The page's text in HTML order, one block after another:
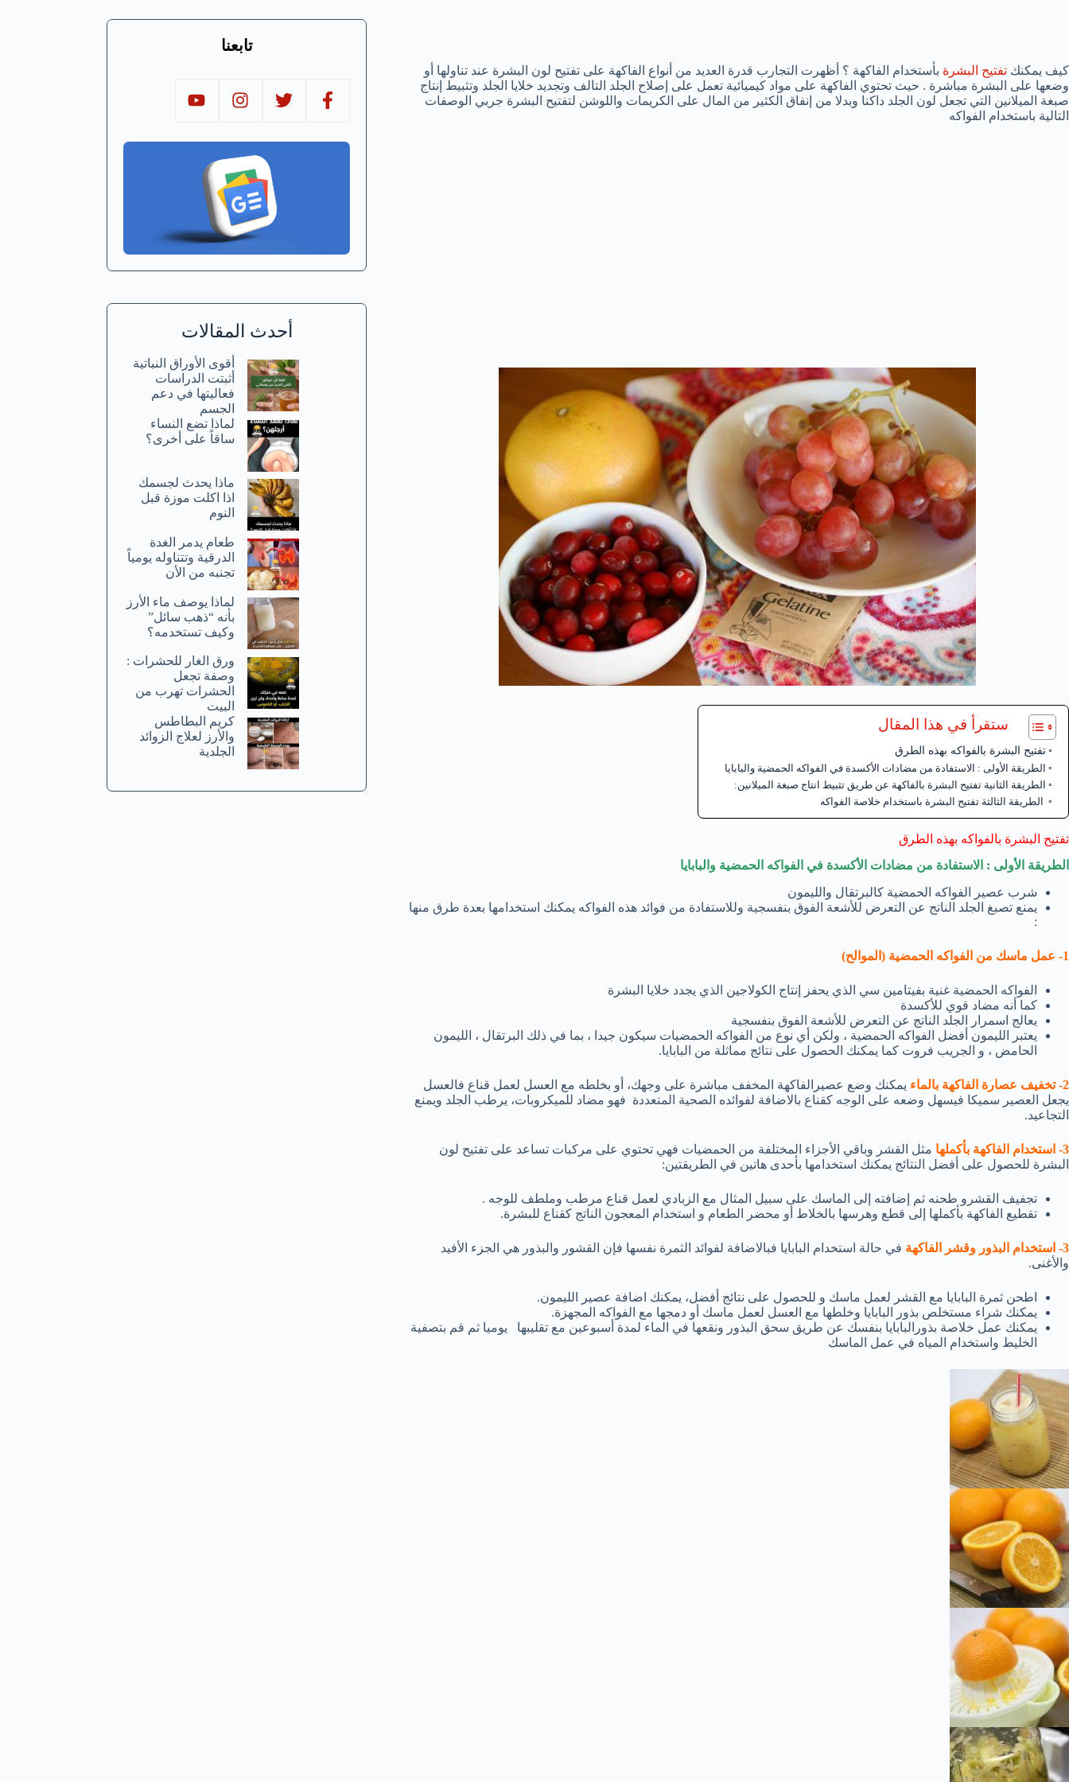
كيف يمكنك تفتيح البشرة بأستخدام الفاكهة ؟ أظهرت التجارب قدرة العديد من أنواع الفاكهة على تفتيح لون البشرة عند تناولها أو
وضعها على البشرة مباشرة . حيث تحتوي الفاكهة على مواد كيميائية تعمل على إصلاح الجلد التالف وتجديد خلايا الجلد وتثبيط إنتاج
صبغة الميلانين التي تجعل لون الجلد داكنا وبدلا من إنفاق الكثير من المال على الكريمات واللوشن لتفتيح البشرة جربي الوصفات
التالية باستخدام الفواكه
ستقرأ في هذا المقال
تفتيح البشرة بالفواكه بهذه الطرق
الطريقة الأولى : الاستفادة من مضادات الأكسدة في الفواكه الحمضية والبابايا
الطريقة الثانية تفتيح البشرة بالفاكهة عن طريق تثبيط انتاج صبغة الميلانين:
الطريقة الثالثة تفتيح البشرة باستخدام خلاصة الفواكه
تفتيح البشرة بالفواكه بهذه الطرق
الطريقة الأولى : الاستفادة من مضادات الأكسدة في الفواكه الحمضية والبابايا
شرب عصير الفواكه الحمضية كالبرتقال والليمون
يمنع تصبغ الجلد الناتج عن التعرض للأشعة الفوق بنفسجية وللاستفادة من فوائد هذه الفواكه يمكنك استخدامها بعدة طرق منها
:
1- عمل ماسك من الفواكه الحمضية (الموالح)
الفواكه الحمضية غنية بفيتامين سي الذي يحفز إنتاج الكولاجين الذي يجدد خلايا البشرة
كما أنه مضاد قوي للأكسدة
يعالج اسمرار الجلد الناتج عن التعرض للأشعة الفوق بنفسجية
يعتبر الليمون أفضل الفواكه الحمضية ، ولكن أي نوع من الفواكه الحمضيات سيكون جيدا ، بما في ذلك البرتقال ، الليمون
الحامض ، و الجريب فروت كما يمكنك الحصول على نتائج مماثلة من البابايا.
2- تخفيف عصارة الفاكهة بالماء
يمكنك وضع عصيرالفاكهة المخفف مباشرة على وجهك، أو بخلطه مع العسل لعمل قناع فالعسل
يجعل العصير سميكا فيسهل وضعه على الوجه كقناع بالاضافة لفوائده الصحية المتعددة فهو مضاد للميكروبات، يرطب الجلد ويمنع
التجاعيد.
3- استخدام الفاكهة بأكملها
مثل القشر وباقي الأجزاء المختلفة من الحمضيات فهي تحتوي على مركبات تساعد على تفتيح لون
البشرة للحصول على أفضل النتائج يمكنك استخدامها بأحدى هاتين في الطريقتين:
تجفيف القشرو طحنه ثم إضافته إلى الماسك على سبيل المثال مع الزبادي لعمل قناع مرطب وملطف للوجه .
تقطيع الفاكهة بأكملها إلى قطع وهرسها بالخلاط أو محضر الطعام و استخدام المعجون الناتج كقناع للبشرة.
3- استخدام البذور وقشر الفاكهة
في حالة استخدام البابايا فبالاضافة لفوائد الثمرة نفسها فإن القشور والبذور هي الجزء الأفيد
والأغنى.
اطحن ثمرة البابايا مع القشر لعمل ماسك و للحصول على نتائج أفضل، يمكنك اضافة عصير الليمون.
يمكنك شراء مستخلص بذور البابايا وخلطها مع العسل لعمل ماسك أو دمجها مع الفواكه المجهزة.
يمكنك عمل خلاصة بذورالبابايا بنفسك عن طريق سحق البذور ونقعها في الماء لمدة أسبوعين مع تقليبها يوميا ثم قم بتصفية
الخليط واستخدام المياه في عمل الماسك
تابعنا
أحدث المقالات
أقوى الأوراق النباتية
أثبتت الدراسات
فعاليتها في دعم
الجسم
لماذا تضع النساء
ساقاً على أخرى؟
ماذا يحدث لجسمك
اذا اكلت موزة قبل
النوم
طعام يدمر الغدة
الدرقية وتتناوله يومياً
تجنبه من الأن
لماذا يوصف ماء الأرز
بأنه “ذهب سائل”
وكيف تستخدمه؟
ورق الغار للحشرات :
وصفة تجعل
الحشرات تهرب من
البيت
كريم البطاطس
والأرز لعلاج الزوائد
الجلدية